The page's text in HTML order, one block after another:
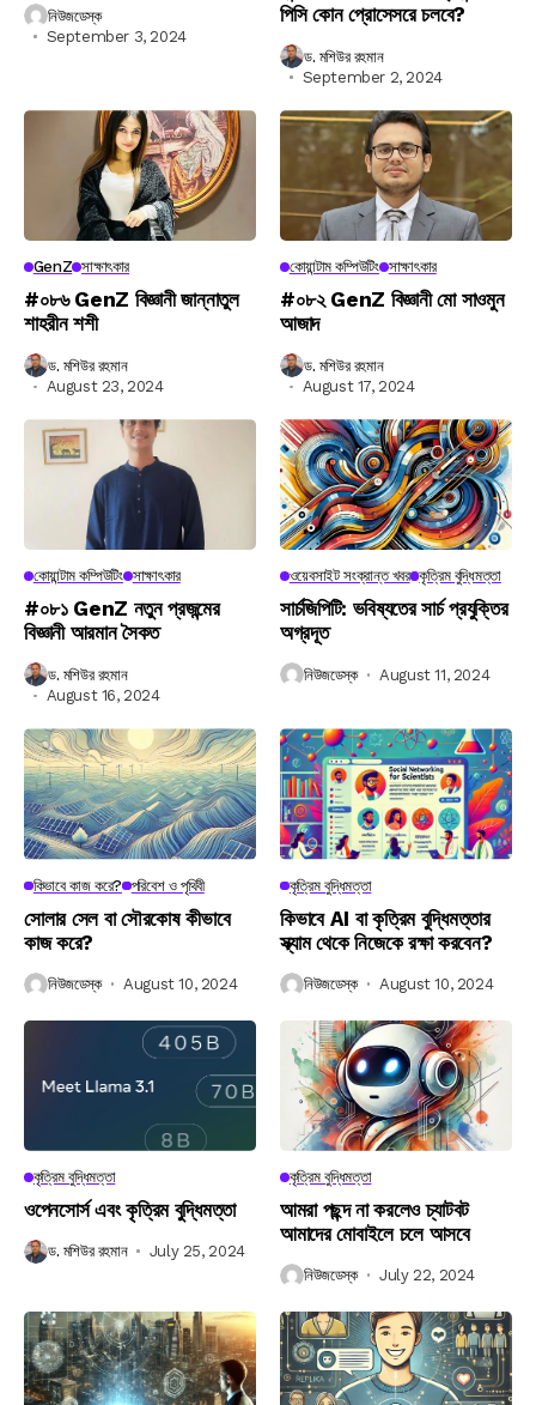
নিউজডেস্ক
September 3, 2024
পিসি কোন প্রোসেসরে চলবে?
ড. মশিউর রহমান
September 2, 2024
GenZ সাক্ষাৎকার
#০৮৬ GenZ বিজ্ঞানী জান্নাতুল
শাহরীন শশী
ড. মশিউর রহমান
August 23, 2024
কোয়ান্টাম কম্পিউটিং সাক্ষাৎকার
#০৮২ GenZ বিজ্ঞানী মো সাওমুন
আজাদ
ড. মশিউর রহমান
August 17, 2024
কোয়ান্টাম কম্পিউটিং সাক্ষাৎকার
#০৮১ GenZ নতুন প্রজন্মের
বিজ্ঞানী আরমান সৈকত
ড. মশিউর রহমান
August 16, 2024
ওয়েবসাইট সংক্রান্ত খবর কৃত্রিম বুদ্ধিমত্তা
সার্চজিপিটি: ভবিষ্যতের সার্চ প্রযুক্তির
অগ্রদূত
নিউজডেস্ক August 11, 2024
কিভাবে কাজ করে? পরিবেশ ও পৃথিবী
সোলার সেল বা সৌরকোষ কীভাবে
কাজ করে?
নিউজডেস্ক August 10, 2024
কৃত্রিম বুদ্ধিমত্তা
কিভাবে AI বা কৃত্রিম বুদ্ধিমত্তার
স্ক্যাম থেকে নিজেকে রক্ষা করবেন?
নিউজডেস্ক August 10, 2024
কৃত্রিম বুদ্ধিমত্তা
ওপেনসোর্স এবং কৃত্রিম বুদ্ধিমত্তা
ড. মশিউর রহমান July 25, 2024
কৃত্রিম বুদ্ধিমত্তা
আমরা পছন্দ না করলেও চ্যাটবট
আমাদের মোবাইলে চলে আসবে
নিউজডেস্ক July 22, 2024